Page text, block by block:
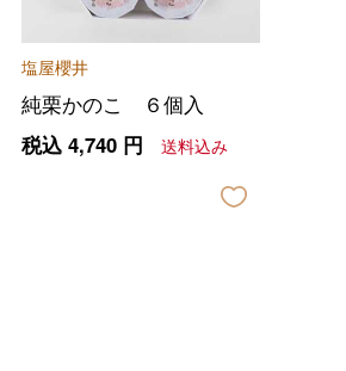
塩屋櫻井
純栗かのこ ６個入
税込 4,740円 送料込み
ファッション
ホーム＆インテリア
ベビー＆キッズ
出産内祝い
お香典返し
敬老の日